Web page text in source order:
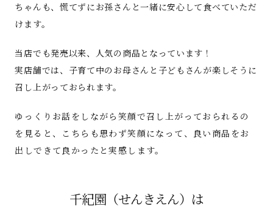
ちゃんも、慌てずにお孫さんと一緒に安心して食べていただ
けます。
当店でも発売以来、人気の商品となっています！
実店舗では、子育て中のお母さんと子どもさんが楽しそうに
召し上がっておられます。
ゆっくりお話をしながら笑顔で召し上がっておられるの
を見ると、こちらも思わず笑顔になって、良い商品をお
出しできて良かったと実感します。
千紀園（せんきえん）は